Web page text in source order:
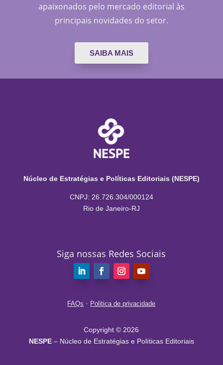
apaixonados pelo mercado editorial às
principais novidades do setor.
SAIBA MAIS
Núcleo de Estratégias e Políticas Editoriais (NESPE)
CNPJ: 26.726.304/000124
Rio de Janeiro-RJ
Siga nossas Redes Sociais
FAQs · Politica de privacidade
Copyright © 2026
NESPE– Núcleo de Estratégias e Políticas Editoriais